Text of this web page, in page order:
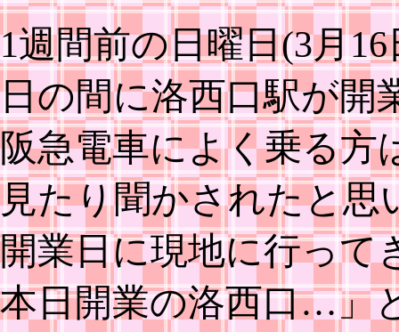
1週間前の日曜日(3月
日の間に洛西口駅が開
阪急電車によく乗る方
見たり聞かされたと思
開業日に現地に行って
本日開業の洛西口…」